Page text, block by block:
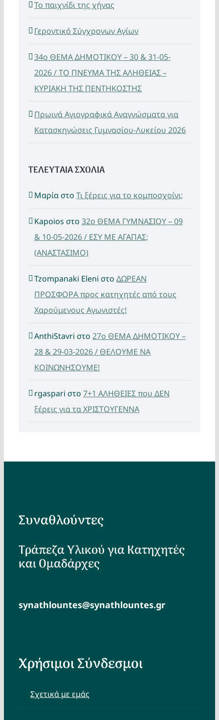
Το παιχνίδι της χήνας
Γεροντικό Σύγχρονων Αγίων
34ο ΘΕΜΑ ΔΗΜΟΤΙΚΟΥ – 30 & 31-05-
2026 / ΤΟ ΠΝΕΥΜΑ ΤΗΣ ΑΛΗΘΕΙΑΣ –
ΚΥΡΙΑΚΗ ΤΗΣ ΠΕΝΤΗΚΟΣΤΗΣ
Πρωινά Αγιογραφικά Αναγνώσματα για
Κατασκηνώσεις Γυμνασίου-Λυκείου 2026
ΤΕΛΕΥΤΑΙΑ ΣΧΟΛΙΑ
Μαρία στο Τι ξέρεις για το κομποσχοίνι;
Kapoios στο 32ο ΘΕΜΑ ΓΥΜΝΑΣΙΟΥ – 09
& 10-05-2026 / ΕΣΥ ΜΕ ΑΓΑΠΑΣ;
(ΑΝΑΣΤΑΣΙΜΟ)
Tzompanaki Eleni στο ΔΩΡΕΑΝ
ΠΡΟΣΦΟΡΑ προς κατηχητές από τους
Χαρούμενους Αγωνιστές!
AnthiStavri στο 27ο ΘΕΜΑ ΔΗΜΟΤΙΚΟΥ –
28 & 29-03-2026 / ΘΕΛΟΥΜΕ ΝΑ
ΚΟΙΝΩΝΗΣΟΥΜΕ!
rgaspari στο 7+1 ΑΛΗΘΕΙΕΣ που ΔΕΝ
ξέρεις για τα ΧΡΙΣΤΟΥΓΕΝΝΑ
Συναθλούντες
Τράπεζα Υλικού για Κατηχητές
και Ομαδάρχες
synathlountes@synathlountes.gr
Χρήσιμοι Σύνδεσμοι
Σχετικά με εμάς